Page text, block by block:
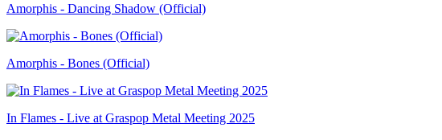
Amorphis - Dancing Shadow (Official)
Amorphis - Bones (Official)
In Flames - Live at Graspop Metal Meeting 2025